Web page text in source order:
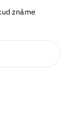
známe